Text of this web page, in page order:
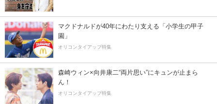
マクドナルドが40年にわたり支える「小学生の甲子
園」
オリコンタイアップ特集
森崎ウィン×向井康二“両片思い”にキュンが止まら
ん！
オリコンタイアップ特集